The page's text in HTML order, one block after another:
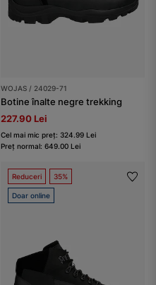
WOJAS / 24029-71
Botine înalte negre trekking
227.90 Lei
Cel mai mic preț: 324.99 Lei
Preț normal: 649.00 Lei
Reduceri 35%
Doar online